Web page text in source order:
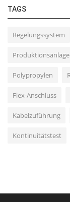
TAGS
Regelungssystem
Produktionsanlage
Polypropylen
Flex-Anschluss
Kabelzuführung
Kontinuitätstest